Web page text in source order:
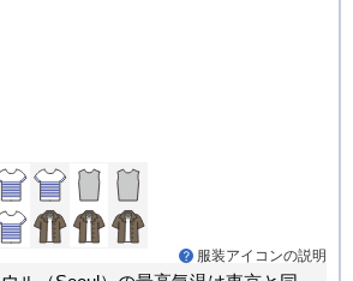
服装アイコンの説明